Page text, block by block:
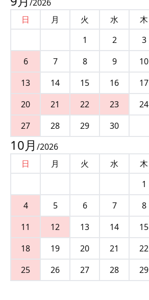
/2026
日
月 火 水 木
1
2 3
6
7 8 9 10
13
14 15 16 17
20
21 22 23 24
27
28 29 30
10月 /2026
日
月 火 水 木
1
4
5 6 7 8
11
12 13 14 15
18
19 20 21 22
25
26 27 28 29